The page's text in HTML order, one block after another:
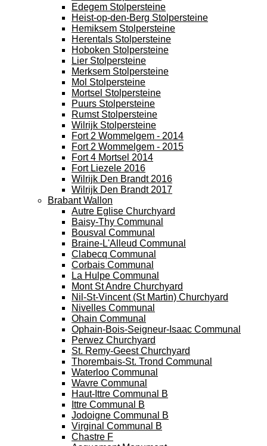
Edegem Stolpersteine
Heist-op-den-Berg Stolpersteine
Hemiksem Stolpersteine
Herentals Stolpersteine
Hoboken Stolpersteine
Lier Stolpersteine
Merksem Stolpersteine
Mol Stolpersteine
Mortsel Stolpersteine
Puurs Stolpersteine
Rumst Stolpersteine
Wilrijk Stolpersteine
Fort 2 Wommelgem - 2014
Fort 2 Wommelgem - 2015
Fort 4 Mortsel 2014
Fort Liezele 2016
Wilrijk Den Brandt 2016
Wilrijk Den Brandt 2017
Brabant Wallon
Autre Eglise Churchyard
Baisy-Thy Communal
Bousval Communal
Braine-L'Alleud Communal
Clabecq Communal
Corbais Communal
La Hulpe Communal
Mont St Andre Churchyard
Nil-St-Vincent (St Martin) Churchyard
Nivelles Communal
Ohain Communal
Ophain-Bois-Seigneur-Isaac Communal
Perwez Churchyard
St. Remy-Geest Churchyard
Thorembais-St. Trond Communal
Waterloo Communal
Wavre Communal
Haut-Ittre Communal B
Ittre Communal B
Jodoigne Communal B
Virginal Communal B
Chastre F